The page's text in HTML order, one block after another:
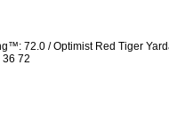
72.0 / Optimist Red Tiger
36 72